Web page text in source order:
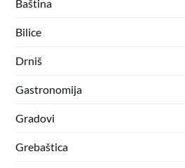
Baština
Bilice
Drniš
Gastronomija
Gradovi
Grebaštica